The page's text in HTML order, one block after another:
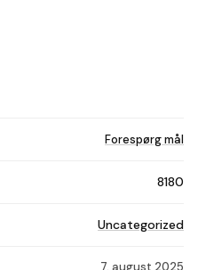
Forespørg mål
8180
Uncategorized
7. august 2025